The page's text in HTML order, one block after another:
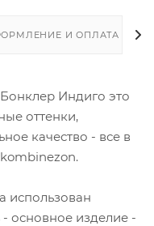
И ОПЛАТА
Индиго это
оттенки,
качество - все в
использован
основное изделие -